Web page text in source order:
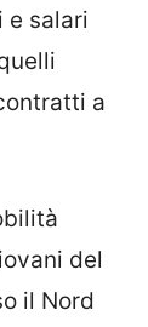
e salari
a
del
il Nord